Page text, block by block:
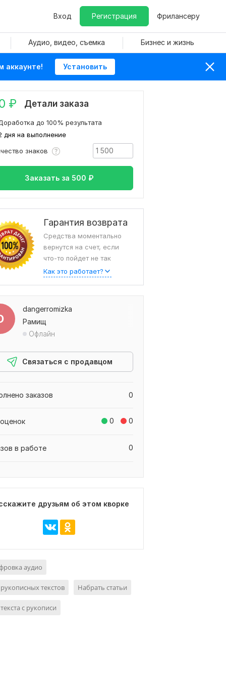
Вход Регистрация Фрилансеру
Аудио, видео, съемка Бизнес и жизнь
аккаунте! Установить
₽ Детали заказа
дня на выполнение
до 100% результата
знаков
Заказать за 500 ₽
Гарантия возврата
Средства моментально
вернутся на счет, если
что-то пойдет не так
Как это работает?
dangerromizka
Рамищ
Офлайн
Связаться с продавцом
0
заказов
0 0
0
в работе
друзьям об этом кворке
аудио
текстов Набрать статьи
с рукописи